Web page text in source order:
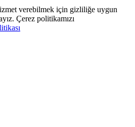
verebilmek için gizliliğe uygun
Çerez politikamızı